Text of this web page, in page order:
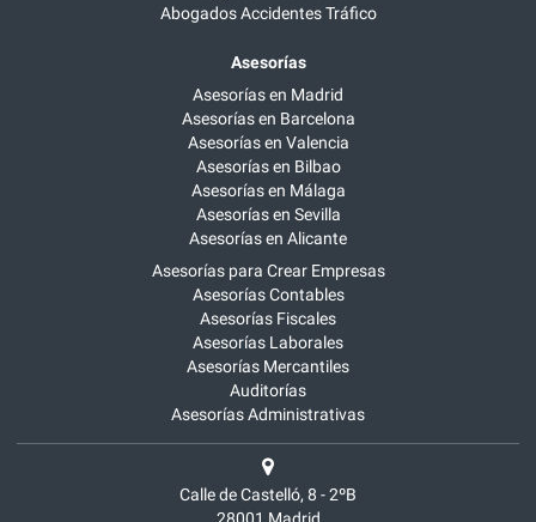
Abogados Accidentes Tráfico
Asesorías
Asesorías en Madrid
Asesorías en Barcelona
Asesorías en Valencia
Asesorías en Bilbao
Asesorías en Málaga
Asesorías en Sevilla
Asesorías en Alicante
Asesorías para Crear Empresas
Asesorías Contables
Asesorías Fiscales
Asesorías Laborales
Asesorías Mercantiles
Auditorías
Asesorías Administrativas
Calle de Castelló, 8 - 2ºB